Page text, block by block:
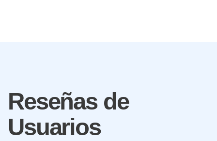
Reseñas de
Usuarios